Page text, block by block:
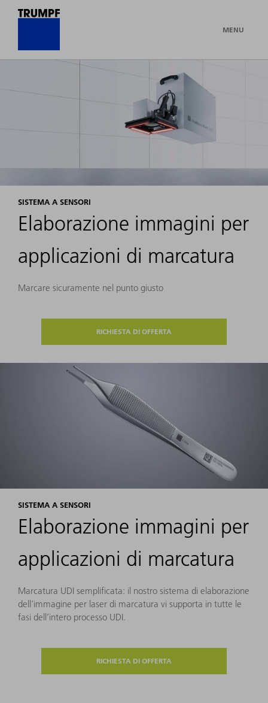
MENU
SISTEMA A SENSORI
Elaborazione immagini per
applicazioni di marcatura
Marcare sicuramente nel punto giusto
RICHIESTA DI OFFERTA
SISTEMA A SENSORI
Elaborazione immagini per
applicazioni di marcatura
Marcatura UDI semplificata: il nostro sistema di elaborazione
dell'immagine per laser di marcatura vi supporta in tutte le
fasi dell’intero processo UDI.
RICHIESTA DI OFFERTA